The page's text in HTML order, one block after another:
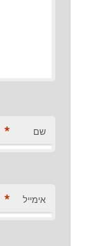
שם *
אימייל *